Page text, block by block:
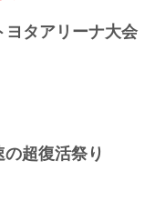
ック presents RIZIN.37
することがありますので
。
ヨタアリーナ大会
の超復活祭り